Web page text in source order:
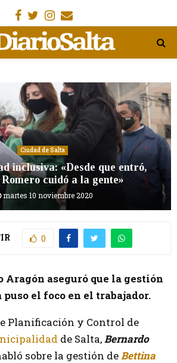
Facebook
Gorjeo
Instagram
Email
Ciudad de Salta
inclusiva: «Desde que entró,
cuidó a la gente»
martes 10 noviembre 2020
0
Aragón aseguró que la gestión
el foco en el trabajador.
Planificación y Control de
de Salta,Bernardo
sobre la gestión deBettina